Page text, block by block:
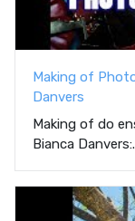
Making of
Danvers
Making of do
Bianca